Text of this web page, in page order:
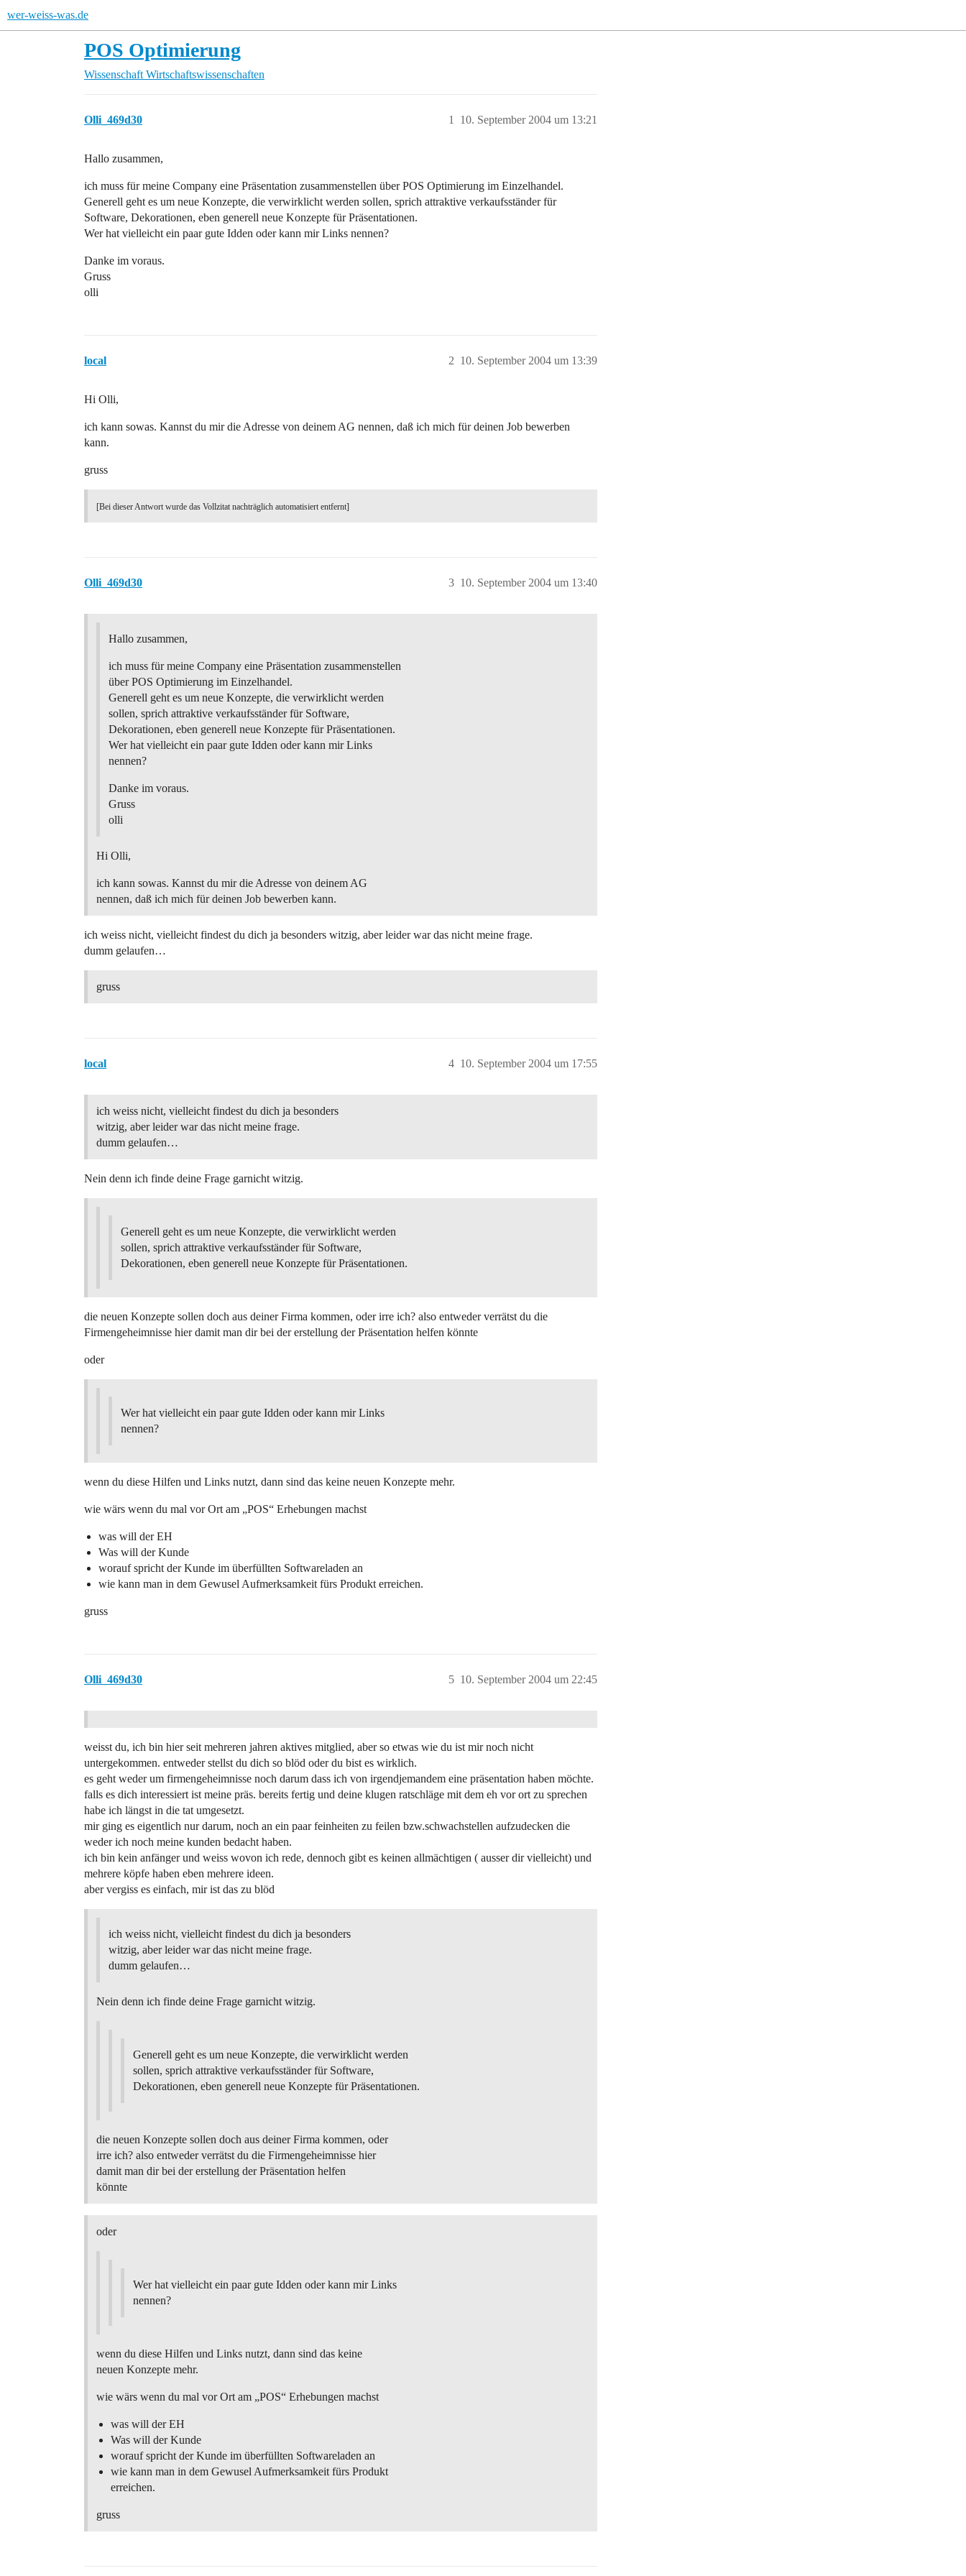
wer-weiss-was.de
POS Optimierung
Wissenschaft Wirtschaftswissenschaften
Olli_469d30 10. September 2004 um 13:21
1
Hallo zusammen,
ich muss für meine Company eine Präsentation zusammenstellen über POS Optimierung im Einzelhandel.
Generell geht es um neue Konzepte, die verwirklicht werden sollen, sprich attraktive verkaufsständer für
Software, Dekorationen, eben generell neue Konzepte für Präsentationen.
Wer hat vielleicht ein paar gute Idden oder kann mir Links nennen?
Danke im voraus.
Gruss
olli
local 10. September 2004 um 13:39
2
Hi Olli,
ich kann sowas. Kannst du mir die Adresse von deinem AG nennen, daß ich mich für deinen Job bewerben
kann.
gruss
[Bei dieser Antwort wurde das Vollzitat nachträglich automatisiert entfernt]
Olli_469d30 10. September 2004 um 13:40
3
Hallo zusammen,
ich muss für meine Company eine Präsentation zusammenstellen
über POS Optimierung im Einzelhandel.
Generell geht es um neue Konzepte, die verwirklicht werden
sollen, sprich attraktive verkaufsständer für Software,
Dekorationen, eben generell neue Konzepte für Präsentationen.
Wer hat vielleicht ein paar gute Idden oder kann mir Links
nennen?
Danke im voraus.
Gruss
olli
Hi Olli,
ich kann sowas. Kannst du mir die Adresse von deinem AG
nennen, daß ich mich für deinen Job bewerben kann.
ich weiss nicht, vielleicht findest du dich ja besonders witzig, aber leider war das nicht meine frage.
dumm gelaufen…
gruss
local 10. September 2004 um 17:55
4
ich weiss nicht, vielleicht findest du dich ja besonders
witzig, aber leider war das nicht meine frage.
dumm gelaufen…
Nein denn ich finde deine Frage garnicht witzig.
Generell geht es um neue Konzepte, die verwirklicht werden
sollen, sprich attraktive verkaufsständer für Software,
Dekorationen, eben generell neue Konzepte für Präsentationen.
die neuen Konzepte sollen doch aus deiner Firma kommen, oder irre ich? also entweder verrätst du die
Firmengeheimnisse hier damit man dir bei der erstellung der Präsentation helfen könnte
oder
Wer hat vielleicht ein paar gute Idden oder kann mir Links
nennen?
wenn du diese Hilfen und Links nutzt, dann sind das keine neuen Konzepte mehr.
wie wärs wenn du mal vor Ort am „POS“ Erhebungen machst
was will der EH
Was will der Kunde
worauf spricht der Kunde im überfüllten Softwareladen an
wie kann man in dem Gewusel Aufmerksamkeit fürs Produkt erreichen.
gruss
Olli_469d30 10. September 2004 um 22:45
5
weisst du, ich bin hier seit mehreren jahren aktives mitglied, aber so etwas wie du ist mir noch nicht
untergekommen. entweder stellst du dich so blöd oder du bist es wirklich.
es geht weder um firmengeheimnisse noch darum dass ich von irgendjemandem eine präsentation haben möchte.
falls es dich interessiert ist meine präs. bereits fertig und deine klugen ratschläge mit dem eh vor ort zu sprechen
habe ich längst in die tat umgesetzt.
mir ging es eigentlich nur darum, noch an ein paar feinheiten zu feilen bzw.schwachstellen aufzudecken die
weder ich noch meine kunden bedacht haben.
ich bin kein anfänger und weiss wovon ich rede, dennoch gibt es keinen allmächtigen ( ausser dir vielleicht) und
mehrere köpfe haben eben mehrere ideen.
aber vergiss es einfach, mir ist das zu blöd
ich weiss nicht, vielleicht findest du dich ja besonders
witzig, aber leider war das nicht meine frage.
dumm gelaufen…
Nein denn ich finde deine Frage garnicht witzig.
Generell geht es um neue Konzepte, die verwirklicht werden
sollen, sprich attraktive verkaufsständer für Software,
Dekorationen, eben generell neue Konzepte für Präsentationen.
die neuen Konzepte sollen doch aus deiner Firma kommen, oder
irre ich? also entweder verrätst du die Firmengeheimnisse hier
damit man dir bei der erstellung der Präsentation helfen
könnte
oder
Wer hat vielleicht ein paar gute Idden oder kann mir Links
nennen?
wenn du diese Hilfen und Links nutzt, dann sind das keine
neuen Konzepte mehr.
wie wärs wenn du mal vor Ort am „POS“ Erhebungen machst
was will der EH
Was will der Kunde
worauf spricht der Kunde im überfüllten Softwareladen an
wie kann man in dem Gewusel Aufmerksamkeit fürs Produkt
erreichen.
gruss